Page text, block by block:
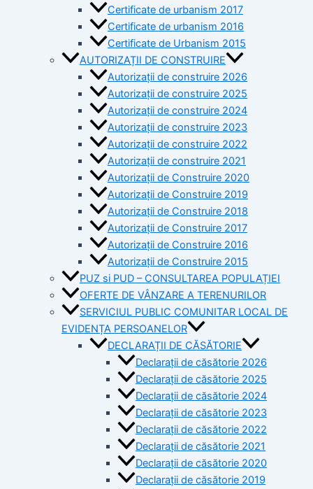
Certificate de urbanism 2017
Certificate de urbanism 2016
Certificate de Urbanism 2015
AUTORIZAȚII DE CONSTRUIRE
Autorizații de construire 2026
Autorizații de construire 2025
Autorizații de construire 2024
Autorizații de construire 2023
Autorizații de construire 2022
Autorizații de construire 2021
Autorizații de Construire 2020
Autorizații de Construire 2019
Autorizaţii de Construire 2018
Autorizaţii de Construire 2017
Autorizaţii de Construire 2016
Autorizaţii de Construire 2015
PUZ si PUD – CONSULTAREA POPULAȚIEI
OFERTE DE VÂNZARE A TERENURILOR
SERVICIUL PUBLIC COMUNITAR LOCAL DE
EVIDENȚA PERSOANELOR
DECLARAȚII DE CĂSĂTORIE
Declarații de căsătorie 2026
Declarații de căsătorie 2025
Declarații de căsătorie 2024
Declarații de căsătorie 2023
Declarații de căsătorie 2022
Declarații de căsătorie 2021
Declarații de căsătorie 2020
Declarații de căsătorie 2019